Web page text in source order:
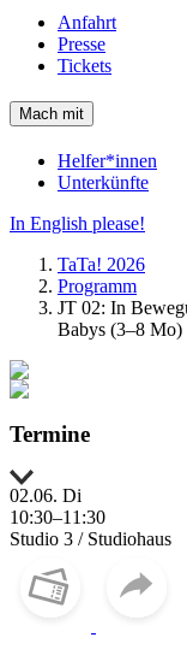
Anfahrt
Presse
Tickets
Mach mit
Helfer*innen
Unterkünfte
In English please!
TaTa! 2026
Programm
JT 02: In
Babys (3–8 Mo)
Termine
02.06. Di
10:30–11:30
Studio 3 / Studiohaus